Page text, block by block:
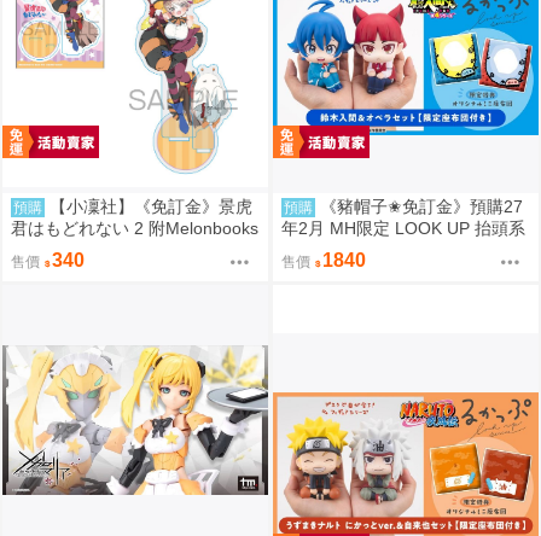
預購
【小凜社】《免訂金》景虎
君はもどれない 2 附Melonbooks
特典
售價 340
預購
《豬帽子✬免訂金》預購27
年2月 MH限定 LOOK UP 抬頭系
列 入間同學入魔了！鈴木入間&
歐佩拉 套組 0812
售價 1840